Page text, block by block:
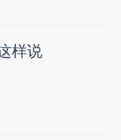
样说